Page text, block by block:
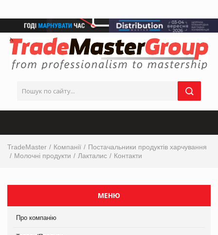
TradeMaster Компанії
Постачальники продуктів харчування
Молочні продукти
Лакталис Контакти
МЕНЮ
Про компанію